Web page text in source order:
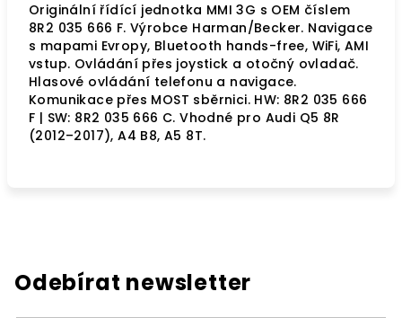
Originální řídící jednotka MMI 3G s OEM číslem
8R2 035 666 F. Výrobce Harman/Becker. Navigace
s mapami Evropy, Bluetooth hands-free, WiFi, AMI
vstup. Ovládání přes joystick a otočný ovladač.
Hlasové ovládání telefonu a navigace.
Komunikace přes MOST sběrnici. HW: 8R2 035 666
F | SW: 8R2 035 666 C. Vhodné pro Audi Q5 8R
(2012–2017), A4 B8, A5 8T.
Odebírat newsletter